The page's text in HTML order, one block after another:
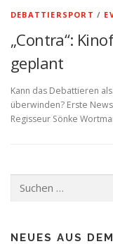
DEBATTIERSPORT /
„Contra“:
geplant
Kann das Debattieren
überwinden? Erste
Regisseur Sönke
nach:
NEUES AUS